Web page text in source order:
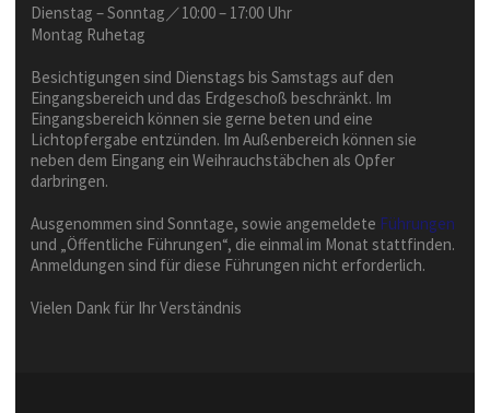
Dienstag – Sonntag／10:00 – 17:00 Uhr
Montag Ruhetag
Besichtigungen sind Dienstags bis Samstags auf den
Eingangsbereich und das Erdgeschoß beschränkt. Im
Eingangsbereich können sie gerne beten und eine
Lichtopfergabe entzünden. Im Außenbereich können sie
neben dem Eingang ein Weihrauchstäbchen als Opfer
darbringen.
Ausgenommen sind Sonntage, sowie angemeldete Führungen
und „Öffentliche Führungen“, die einmal im Monat stattfinden.
Anmeldungen sind für diese Führungen nicht erforderlich.
Vielen Dank für Ihr Verständnis